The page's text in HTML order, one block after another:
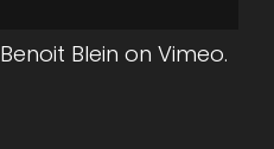
Benoit Blein on Vimeo.